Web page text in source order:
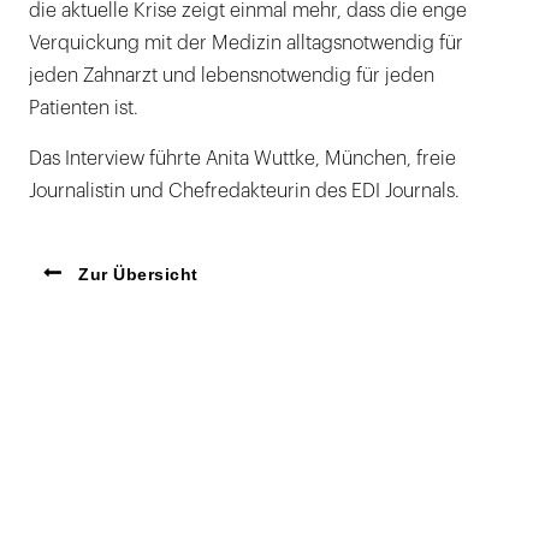
die aktuelle Krise zeigt einmal mehr, dass die enge
Verquickung mit der Medizin alltagsnotwendig für
jeden Zahnarzt und lebensnotwendig für jeden
Patienten ist.
Das Interview führte Anita Wuttke, München, freie
Journalistin und Chefredakteurin des EDI Journals.
Zur Übersicht